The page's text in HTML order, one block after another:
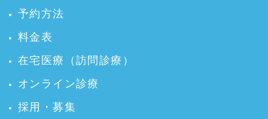
予約方法
料金表
在宅医療（訪問診療）
オンライン診療
採用・募集